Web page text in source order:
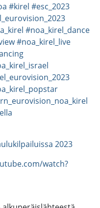
#kirel #esc_2023
#noa_kirel_dance
#noa_kirel_live
2023
watch?